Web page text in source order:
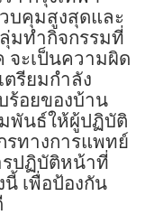
บคุมสูงสุดและ
มทำกิจกรรมที่
จะเป็นความผิด
รียมกำลัง
ร้อยของบ้าน
พันธ์ให้ผู้ปฏิบัติ
ทางการแพทย์
รปฏิบัติหน้าที่
เพื่อป้องกัน